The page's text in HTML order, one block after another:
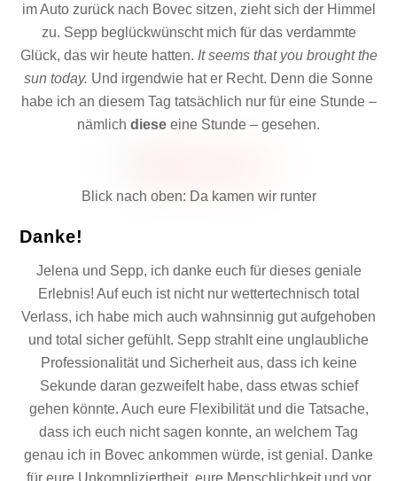
im Auto zurück nach Bovec sitzen, zieht sich der Himmel
zu. Sepp beglückwünscht mich für das verdammte
Glück, das wir heute hatten. It seems that you brought the
sun today. Und irgendwie hat er Recht. Denn die Sonne
habe ich an diesem Tag tatsächlich nur für eine Stunde –
nämlich diese eine Stunde – gesehen.
Blick nach oben: Da kamen wir runter
Danke!
Jelena und Sepp, ich danke euch für dieses geniale
Erlebnis! Auf euch ist nicht nur wettertechnisch total
Verlass, ich habe mich auch wahnsinnig gut aufgehoben
und total sicher gefühlt. Sepp strahlt eine unglaubliche
Professionalität und Sicherheit aus, dass ich keine
Sekunde daran gezweifelt habe, dass etwas schief
gehen könnte. Auch eure Flexibilität und die Tatsache,
dass ich euch nicht sagen konnte, an welchem Tag
genau ich in Bovec ankommen würde, ist genial. Danke
für eure Unkompliziertheit, eure Menschlichkeit und vor